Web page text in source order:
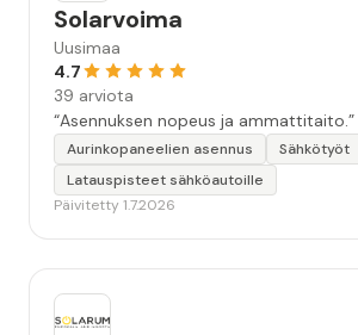
Solarvoima
Uusimaa
4.7
39 arviota
“Asennuksen nopeus ja ammattitaito.”
Aurinkopaneelien asennus
Sähkötyöt
Latauspisteet sähköautoille
Päivitetty 1.7.2026